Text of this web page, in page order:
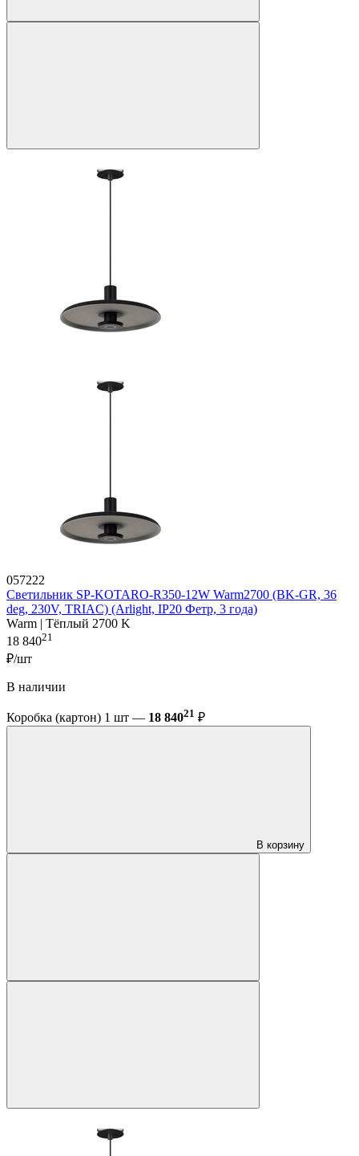
057222
Светильник SP-KOTARO-R350-12W Warm2700 (BK-GR, 36
deg, 230V, TRIAC) (Arlight, IP20 Фетр, 3 года)
Warm | Тёплый 2700 K
18 84021
₽/шт
В наличии
Коробка (картон) 1 шт — 18 84021 ₽
В корзину